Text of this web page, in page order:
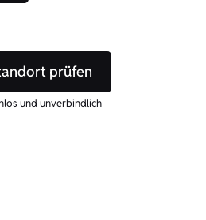
prüfen
und unverbindlich